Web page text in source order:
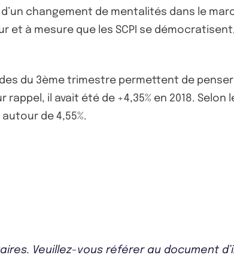
changement de mentalités dans le
et à mesure que les SCPI se
du 3ème trimestre permettent de
rappel, il avait été de +4,35% en 2018.
de 4,55%.
Veuillez-vous référer au document